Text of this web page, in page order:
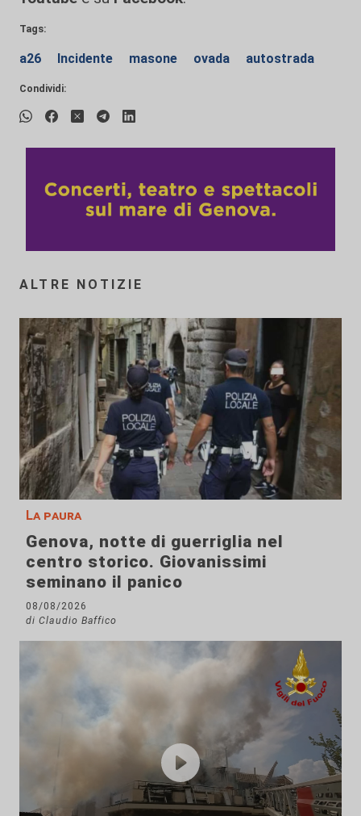
Tags:
a26 Incidente masone ovada autostrada
Condividi:
ALTRE NOTIZIE
La paura
Genova, notte di guerriglia nel
centro storico. Giovanissimi
seminano il panico
08/08/2026
di Claudio Baffico